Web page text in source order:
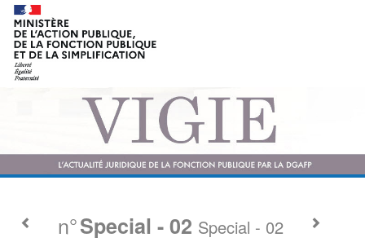
n°Special - 02 Special - 02